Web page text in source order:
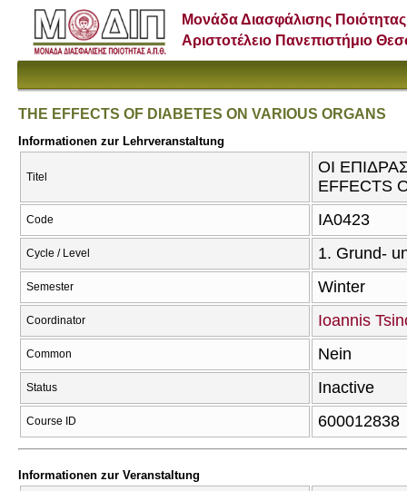
Μονάδα Διασφάλισης Ποιότητας
Αριστοτέλειο Πανεπιστήμιο
THE EFFECTS OF DIABETES ON VARIOUS ORGANS
Informationen zur Lehrveranstaltung
Titel
ΟΙ
EFFECTS
Code ΙΑ0423
Cycle / Level 1. Grund-
Semester Winter
Coordinator Ioannis
Common Nein
Status Inactive
Course ID 600012838
Informationen zur Veranstaltung